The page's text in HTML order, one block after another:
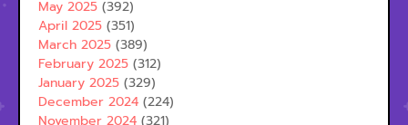
May 2025 (392)
April 2025 (351)
March 2025 (389)
February 2025 (312)
January 2025 (329)
December 2024 (224)
November 2024 (321)